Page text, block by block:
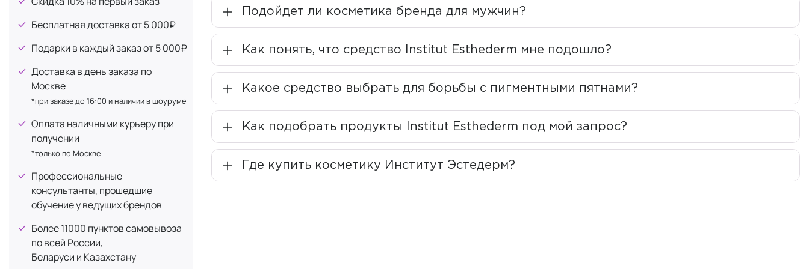
Бесплатная доставка от 5 000₽
Подарки в каждый заказ от 5 000₽
Доставка в день заказа по
Москве
*при заказе до 16:00 и наличии в шоуруме
Оплата наличными курьеру при
получении
*только по Москве
Профессиональные
консультанты, прошедшие
обучение у ведущих брендов
Более 11000 пунктов самовывоза
по всей России,
Беларуси и Казахстану
как в дистиллированной воде — 0%, а в термальной — лишь 8,5%. Благодаря этому средства становятся
что повышает их усвояемость и снижает риск реакций.
Time Control System
Это антиоксидантная защита, которая поддерживает энергетический потенциал молодых клеток и борется с окислительным
стрессом, замедляя процессы старения.
Osmoclean
Осмоклин — запатентованная система очищения, которая восстанавливает баланс микробиома кожи. Она стимулирует
выработку бета‑дефензинов — природных антисептиков, уничтожающих патогенную флору, но сохраняющих полезную
микрофлору.
Подойдет ли косметика бренда для мужчин?
Как понять, что средство Institut Esthederm мне подошло?
Какое средство выбрать для борьбы с пигментными пятнами?
Как подобрать продукты Institut Esthederm под мой запрос?
Где купить косметику Институт Эстедерм?